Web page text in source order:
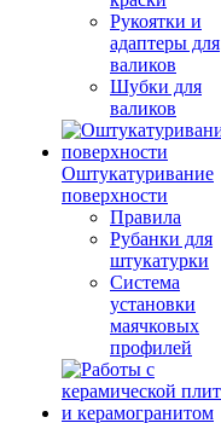
Рукоятки и
адаптеры для
валиков
Шубки для
валиков
Оштукатуривание
поверхности
Правила
Рубанки для
штукатурки
Система
установки
маячковых
профилей